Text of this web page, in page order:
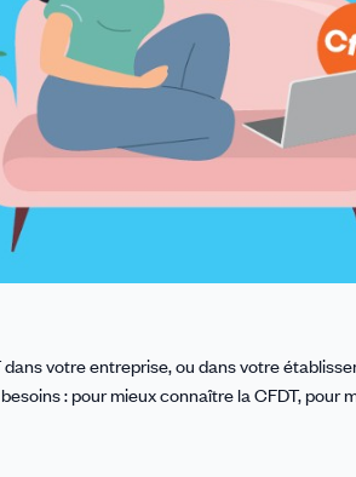
dans votre entreprise, ou dans votre
: pour mieux connaître la CFDT, pour